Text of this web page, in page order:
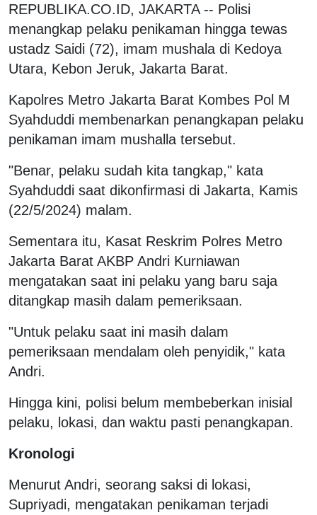
REPUBLIKA.CO.ID, JAKARTA -- Polisi
menangkap pelaku penikaman hingga tewas
ustadz Saidi (72), imam mushala di Kedoya
Utara, Kebon Jeruk, Jakarta Barat.
Kapolres Metro Jakarta Barat Kombes Pol M
Syahduddi membenarkan penangkapan pelaku
penikaman imam mushalla tersebut.
"Benar, pelaku sudah kita tangkap," kata
Syahduddi saat dikonfirmasi di Jakarta, Kamis
(22/5/2024) malam.
Sementara itu, Kasat Reskrim Polres Metro
Jakarta Barat AKBP Andri Kurniawan
mengatakan saat ini pelaku yang baru saja
ditangkap masih dalam pemeriksaan.
"Untuk pelaku saat ini masih dalam
pemeriksaan mendalam oleh penyidik," kata
Andri.
Hingga kini, polisi belum membeberkan inisial
pelaku, lokasi, dan waktu pasti penangkapan.
Kronologi
Menurut Andri, seorang saksi di lokasi,
Supriyadi, mengatakan penikaman terjadi